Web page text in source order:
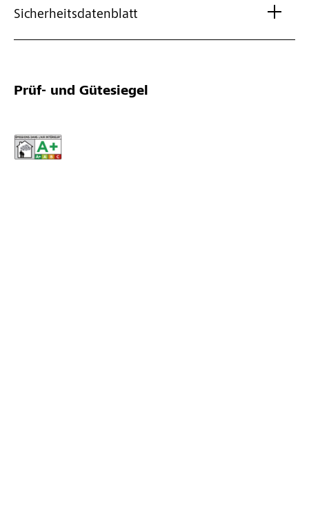
Sicherheitsdatenblatt
Prüf- und Gütesiegel